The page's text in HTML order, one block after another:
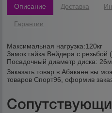
Описание Доставка
Гарантии
Максимальная нагрузка:120кг
Замок:гайка Вейдера с резьбой
Посадочный диаметр диска:
Заказать товар в Абакане вы
товаров Спорт96, оформив